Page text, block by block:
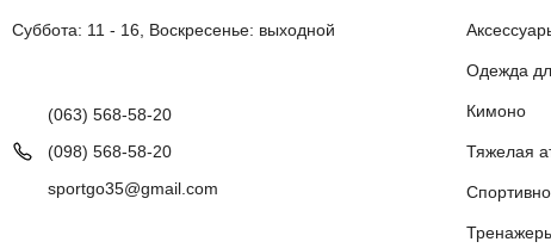
Суббота: 11 - 16, Воскресенье: выходной
(063) 568-58-20
(098) 568-58-20
sportgo35@gmail.com
Одежда
Кимоно
Тяжелая